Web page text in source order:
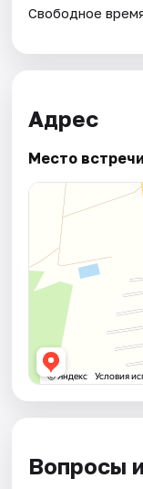
Свободное
Адрес
Место
Вопросы